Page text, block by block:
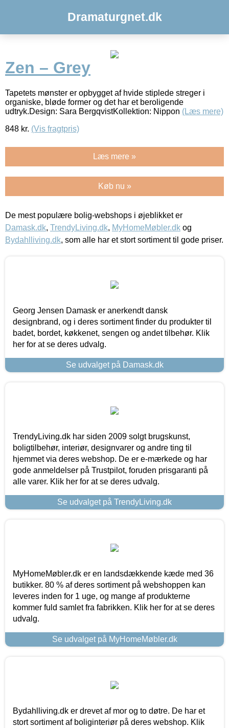
Dramaturgnet.dk
Zen – Grey
Tapetets mønster er opbygget af hvide stiplede streger i
organiske, bløde former og det har et beroligende
udtryk.Design: Sara BergqvistKollektion: Nippon (Læs mere)
848 kr. (Vis fragtpris)
Læs mere »
Køb nu »
De mest populære bolig-webshops i øjeblikket er
Damask.dk, TrendyLiving.dk, MyHomeMøbler.dk og
Bydahlliving.dk, som alle har et stort sortiment til gode priser.
Georg Jensen Damask er anerkendt dansk
designbrand, og i deres sortiment finder du produkter til
badet, bordet, køkkenet, sengen og andet tilbehør. Klik
her for at se deres udvalg.
Se udvalget på Damask.dk
TrendyLiving.dk har siden 2009 solgt brugskunst,
boligtilbehør, interiør, designvarer og andre ting til
hjemmet via deres webshop. De er e-mærkede og har
gode anmeldelser på Trustpilot, foruden prisgaranti på
alle varer. Klik her for at se deres udvalg.
Se udvalget på TrendyLiving.dk
MyHomeMøbler.dk er en landsdækkende kæde med 36
butikker. 80 % af deres sortiment på webshoppen kan
leveres inden for 1 uge, og mange af produkterne
kommer fuld samlet fra fabrikken. Klik her for at se deres
udvalg.
Se udvalget på MyHomeMøbler.dk
Bydahlliving.dk er drevet af mor og to døtre. De har et
stort sortiment af boliginteriør på deres webshop. Klik